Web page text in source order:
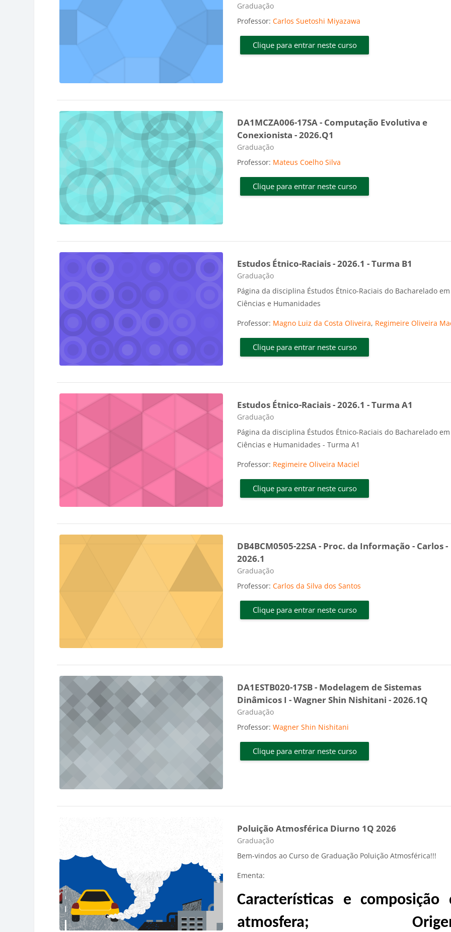
Categoria do curso
Graduação
Professor:Carlos Suetoshi Miyazawa
Clique para entrar neste curso
DA1MCZA006-17SA - Computação Evolutiva e
Conexionista - 2026.Q1
Categoria do curso
Graduação
Professor: Mateus Coelho Silva
Clique para entrar neste curso
Estudos Étnico-Raciais - 2026.1 - Turma B1
Categoria do curso
Graduação
Página da disciplina Éstudos Étnico-Raciais do Bacharelado em
Ciências e Humanidades
Professor: Magno Luiz da Costa Oliveira, Regimeire Oliveira
Clique para entrar neste curso
Estudos Étnico-Raciais - 2026.1 - Turma A1
Categoria do curso
Graduação
Página da disciplina Éstudos Étnico-Raciais do Bacharelado em
Ciências e Humanidades - Turma A1
Professor: Regimeire Oliveira Maciel
Clique para entrar neste curso
DB4BCM0505-22SA - Proc. da Informação - Carlos -
2026.1
Categoria do curso
Graduação
Professor:Carlos da Silva dos Santos
Clique para entrar neste curso
DA1ESTB020-17SB - Modelagem de Sistemas
Dinâmicos I - Wagner Shin Nishitani - 2026.1Q
Categoria do curso
Graduação
Professor:Wagner Shin Nishitani
Clique para entrar neste curso
Poluição Atmosférica Diurno 1Q 2026
Categoria do curso
Graduação
Bem-vindos ao Curso de Graduação Poluição Atmosférica!!!
Ementa:
Características e composição
atmosfera;